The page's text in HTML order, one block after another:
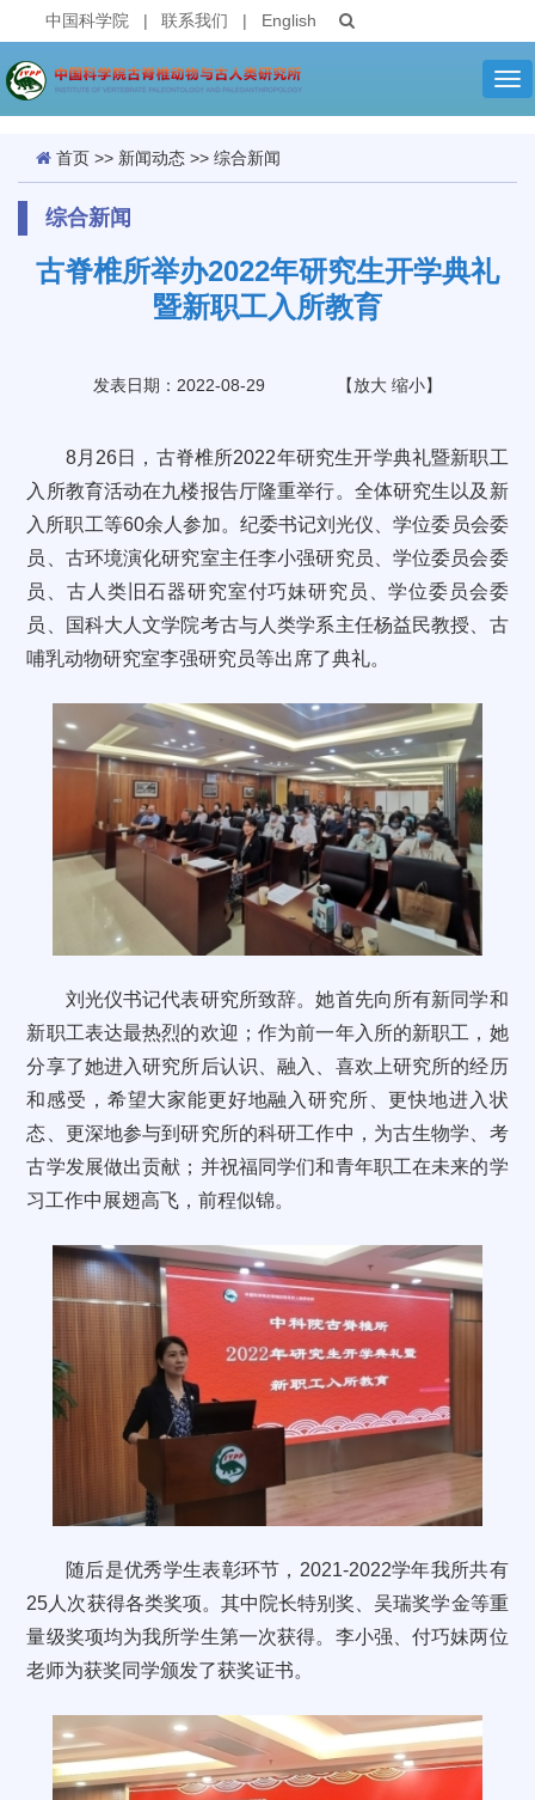
中国科学院 | 联系我们 | English
首页 >> 新闻动态 >> 综合新闻
综合新闻
古脊椎所举办2022年研究生开学典礼
暨新职工入所教育
发表日期：2022-08-29 【放大 缩小】
8月26日，古脊椎所2022年研究生开学典礼暨新职工
入所教育活动在九楼报告厅隆重举行。全体研究生以及新
入所职工等60余人参加。纪委书记刘光仪、学位委员会委
员、古环境演化研究室主任李小强研究员、学位委员会委
员、古人类旧石器研究室付巧妹研究员、学位委员会委
员、国科大人文学院考古与人类学系主任杨益民教授、古
哺乳动物研究室李强研究员等出席了典礼。
刘光仪书记代表研究所致辞。她首先向所有新同学和
新职工表达最热烈的欢迎；作为前一年入所的新职工，她
分享了她进入研究所后认识、融入、喜欢上研究所的经历
和感受，希望大家能更好地融入研究所、更快地进入状
态、更深地参与到研究所的科研工作中，为古生物学、考
古学发展做出贡献；并祝福同学们和青年职工在未来的学
习工作中展翅高飞，前程似锦。
随后是优秀学生表彰环节，2021-2022学年我所共有
25人次获得各类奖项。其中院长特别奖、吴瑞奖学金等重
量级奖项均为我所学生第一次获得。李小强、付巧妹两位
老师为获奖同学颁发了获奖证书。